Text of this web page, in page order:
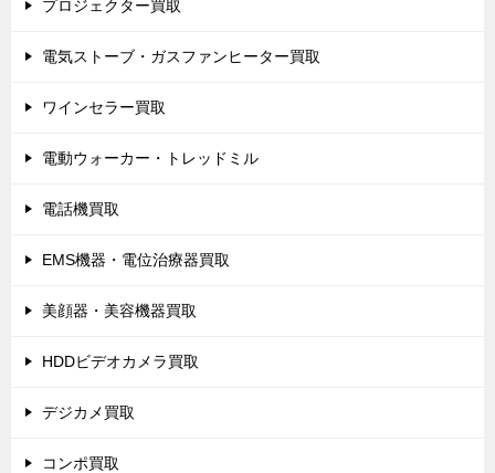
プロジェクター買取
電気ストーブ・ガスファンヒーター買取
ワインセラー買取
電動ウォーカー・トレッドミル
電話機買取
EMS機器・電位治療器買取
美顔器・美容機器買取
HDDビデオカメラ買取
デジカメ買取
コンポ買取